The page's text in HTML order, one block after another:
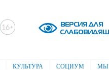
КУЛЬТУРА СОЦИУМ МЫ